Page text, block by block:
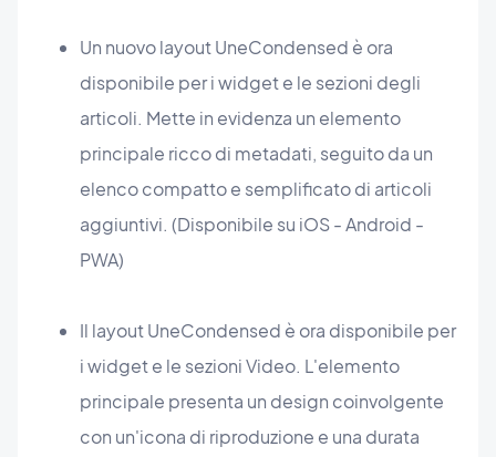
Un nuovo layout UneCondensed è ora
disponibile per i widget e le sezioni degli
articoli. Mette in evidenza un elemento
principale ricco di metadati, seguito da un
elenco compatto e semplificato di articoli
aggiuntivi. (Disponibile su iOS - Android -
PWA)
Il layout UneCondensed è ora disponibile per
i widget e le sezioni Video. L'elemento
principale presenta un design coinvolgente
con un'icona di riproduzione e una durata